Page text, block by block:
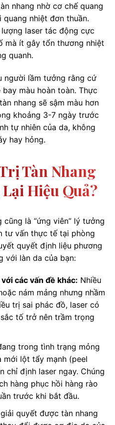
nhang nhờ cơ chế quang
nhiệt đơn thuần.
laser tác động cực
mà ít gây tổn thương nhiệt
quanh.
người lầm tưởng rằng cứ
màu hoàn toàn. Thực
nhang sẽ sậm màu hơn
khoảng 3-7 ngày trước
tự nhiên của da, không
hay hỏng.
Tàn Nhang
Hiệu Quả?
là “ứng viên” lý tưởng
tư vấn thực tế tại phòng
quyết định liệu phương
với làn da của bạn:
các vấn đề khác: Nhiều
nám mảng nhưng nhầm
trị sai phác đồ, laser có
tố trở nên trầm trọng
trong tình trạng mỏng
mới lột tẩy mạnh (peel
chỉ định laser ngay. Chúng
hàng phục hồi hàng rào
trước khi bắt đầu.
quyết được tàn nhang